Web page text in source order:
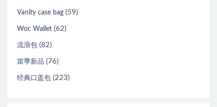
Vanity case bag (59)
Woc Wallet (62)
流浪包 (82)
當季新品 (76)
经典口盖包 (223)